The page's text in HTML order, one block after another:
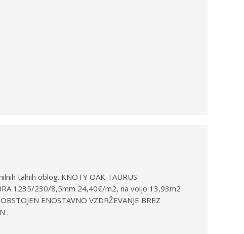
talnih oblog. KNOTY OAK TAURUS
1235/230/8,5mm 24,40€/m2, na voljo 13,93m2
ENOSTAVNO VZDRŽEVANJE BREZ
.